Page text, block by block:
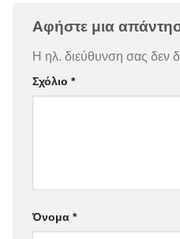
Αφήστε μια
Η ηλ. διεύθυνση σας δεν
Σχόλιο *
Όνομα *